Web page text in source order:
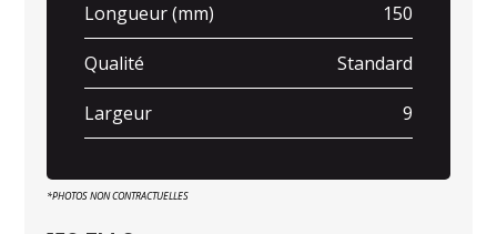
Longueur (mm) 150
Qualité Standard
Largeur 9
*PHOTOS NON CONTRACTUELLES